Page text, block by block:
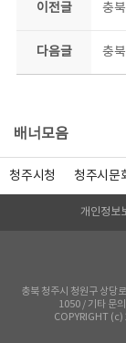
이전글 충
다음글 충
배너모음
청주시청 청주시문
개인정보
충북 청주시 청원구 상당
1050 / 기타 문
COPYRIGHT (c)